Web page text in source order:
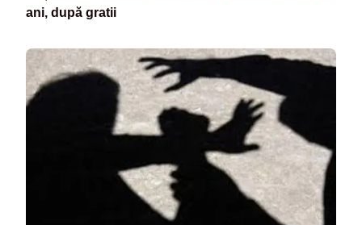
ani, după gratii